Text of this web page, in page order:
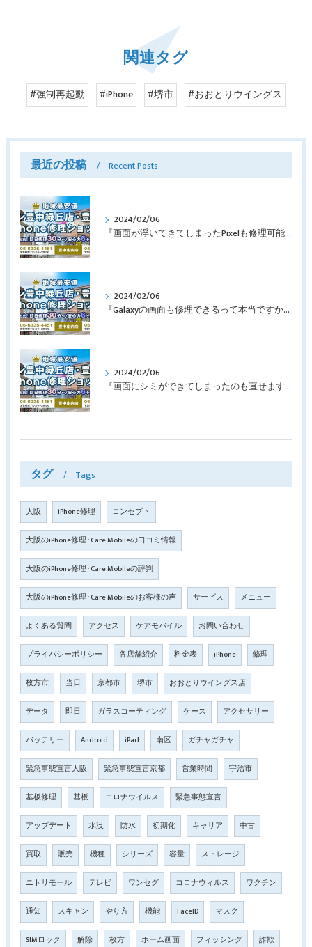
関連タグ
#強制再起動 #iPhone #堺市 #おおとりウイングス
最近の投稿 Recent Posts
2024/02/06
『画面が浮いてきてしまったPixelも修理可能？』淀川区西三国よりバッテリー交換でご来店♪【Google Pixel5】
2024/02/06
『Galaxyの画面も修理できるって本当ですか？』豊中市服部本町より画面修理でご来店♪【Galaxy Note10+】
2024/02/06
『画面にシミができてしまったのも直せますか？』豊中市南桜塚より画面修理でご来店♪【iPhone11Pro】
タグ Tags
大阪 iPhone修理 コンセプト
大阪のiPhone修理･Care Mobileの口コミ情報
大阪のiPhone修理･Care Mobileの評判
大阪のiPhone修理･Care Mobileのお客様の声 サービス メニュー
よくある質問 アクセス ケアモバイル お問い合わせ
プライバシーポリシー 各店舗紹介 料金表 iPhone 修理
枚方市 当日 京都市 堺市 おおとりウイングス店
データ 即日 ガラスコーティング ケース アクセサリー
バッテリー Android iPad 南区 ガチャガチャ
緊急事態宣言大阪 緊急事態宣言京都 営業時間 宇治市
基板修理 基板 コロナウイルス 緊急事態宣言
アップデート 水没 防水 初期化 キャリア 中古
買取 販売 機種 シリーズ 容量 ストレージ
ニトリモール テレビ ワンセグ コロナウィルス ワクチン
通知 スキャン やり方 機能 FaceID マスク
SIMロック 解除 枚方 ホーム画面 フィッシング 詐欺